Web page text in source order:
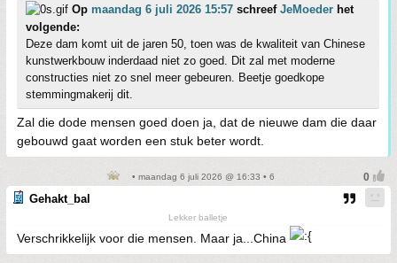
Op maandag 6 juli 2026 15:57 schreef JeMoeder het
volgende:
Deze dam komt uit de jaren 50, toen was de kwaliteit van Chinese
kunstwerkbouw inderdaad niet zo goed. Dit zal met moderne
constructies niet zo snel meer gebeuren. Beetje goedkope
stemmingmakerij dit.
Zal die dode mensen goed doen ja, dat de nieuwe dam die daar
gebouwd gaat worden een stuk beter wordt.
• maandag 6 juli 2026 @ 16:33 • 6
Gehakt_bal
Lekker balletje
Verschrikkelijk voor die mensen. Maar ja...China